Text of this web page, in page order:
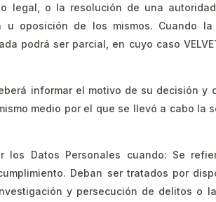
legal, o la resolución de una
oposición de los mismos. Cuando
podrá ser parcial, en cuyo caso
informar el motivo de su decisión
medio por el que se llevó a cabo la
los Datos Personales cuando: Se
Deban ser tratados por
y persecución de delitos o